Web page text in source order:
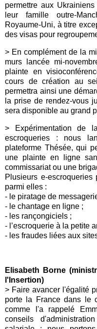
permettre aux
leur famille outre-
Royaume-Uni, à titre
des visas pour
> En complément de la
murs lancée mi-
plainte en
cours de création au
permettra ainsi une
la prise de rendez-vous
sera disponible au grand
>
Expérimentation
escroqueries : nous
plateforme Thésée, qui
une plainte en ligne
commissariat ou une
Plusieurs e-
parmi elles :
- le piratage de
- le chantage en ligne ;
- les rançongiciels ;
- l’escroquerie à la petite
- les fraudes liées aux
Elisabeth Borne
l'Insertion)
> Faire avancer l'égalité
porte la France dans le
comme l'a rappelé
conseils